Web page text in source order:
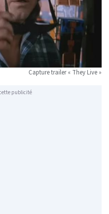
Capture trailer « They Live »
publicité